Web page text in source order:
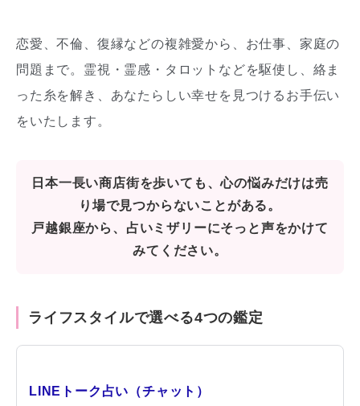
恋愛、不倫、復縁などの複雑愛から、お仕事、家庭の
問題まで。霊視・霊感・タロットなどを駆使し、絡ま
った糸を解き、あなたらしい幸せを見つけるお手伝い
をいたします。
日本一長い商店街を歩いても、心の悩みだけは売
り場で見つからないことがある。
戸越銀座から、占いミザリーにそっと声をかけて
みてください。
ライフスタイルで選べる4つの鑑定
LINEトーク占い（チャット）